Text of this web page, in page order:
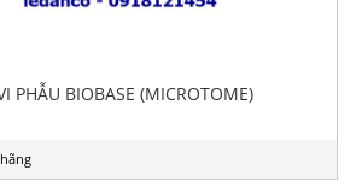
PHẪU BIOBASE (MICROTOME)